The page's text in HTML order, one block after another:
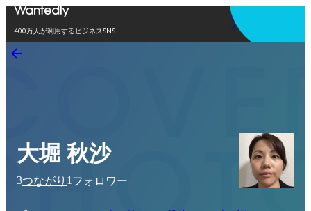
400万人が利用するビジネスSNS
アプリを使う
大堀 秋沙
3つながり 1 フォロワー